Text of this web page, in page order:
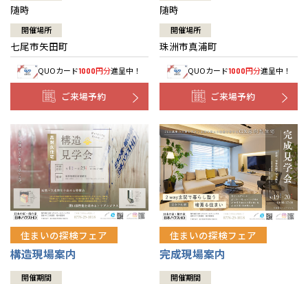
随時
開催場所
七尾市矢田町
QUOカード1000円分進呈中！
ご来場予約
随時
開催場所
珠洲市真浦町
QUOカード1000円分進呈中！
ご来場予約
住まいの探検フェア
構造現場案内
開催期間
住まいの探検フェア
完成現場案内
開催期間